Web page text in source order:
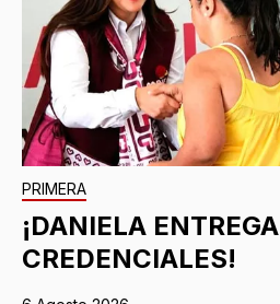
PRIMERA
¡DANIELA ENTREGA
CREDENCIALES!